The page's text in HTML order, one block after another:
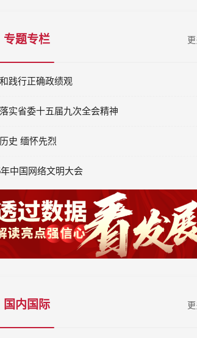
解
专题专栏
践行正确政绩观
实省委十五届九次全会精神
史 缅怀先烈
中国网络文明大会
国内国际